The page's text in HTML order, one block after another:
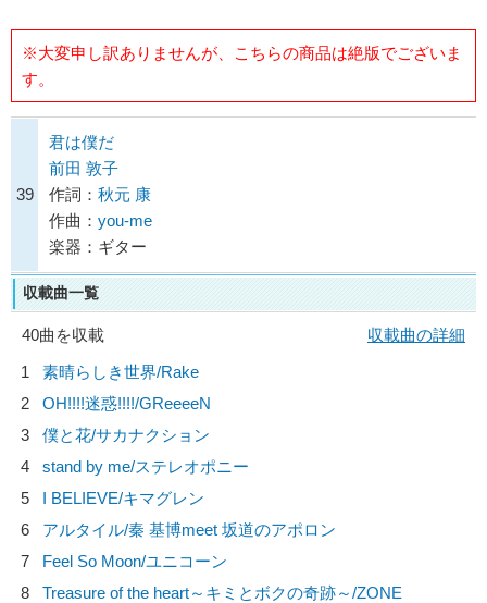
※大変申し訳ありませんが、こちらの商品は絶版でございま
す。
39
君は僕だ
前田 敦子
作詞： 秋元 康
作曲： you-me
楽器：ギター
収載曲一覧
40曲を収載
収載曲の詳細
1
素晴らしき世界/Rake
2
OH!!!!迷惑!!!!/GReeeeN
3
僕と花/サカナクション
4
stand by me/ステレオポニー
5
I BELIEVE/キマグレン
6
アルタイル/秦 基博meet 坂道のアポロン
7
Feel So Moon/ユニコーン
8
Treasure of the heart～キミとボクの奇跡～/ZONE